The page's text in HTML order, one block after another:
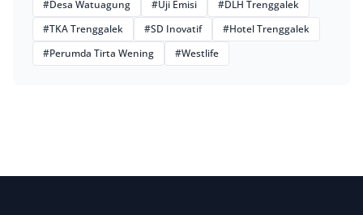
#Desa Watuagung
#Uji Emisi
#DLH Trenggalek
#TKA Trenggalek
#SD Inovatif
#Hotel Trenggalek
#Perumda Tirta Wening
#Westlife